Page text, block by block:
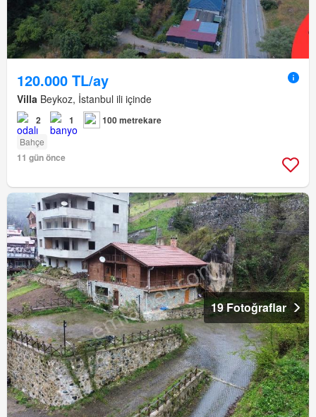
120.000 TL/ay
Villa Beykoz, İstanbul ili içinde
2 1 100 metrekare
Bahçe
11 gün önce
19 Fotoğraflar